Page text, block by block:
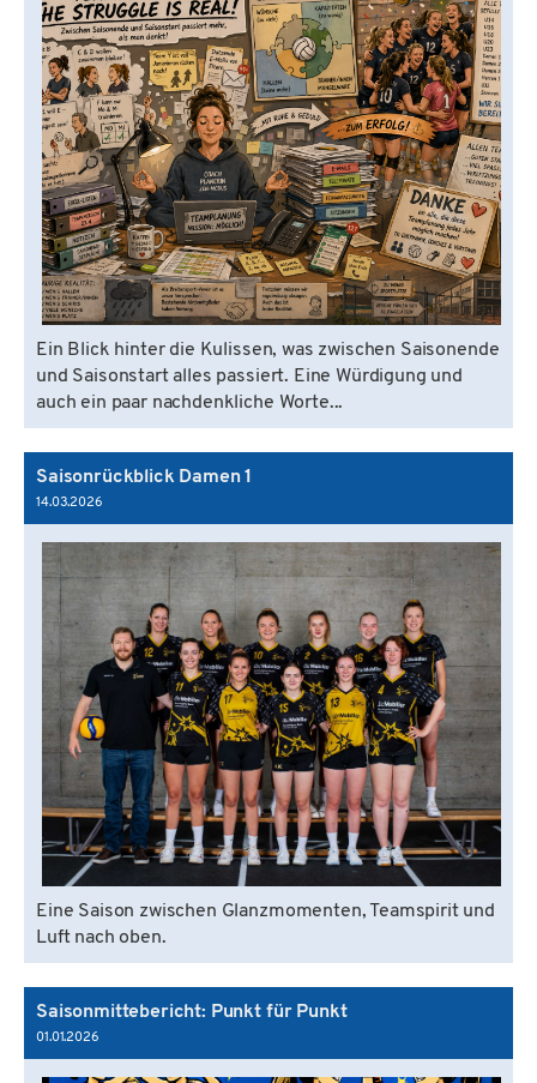
Ein Blick hinter die Kulissen, was zwischen Saisonende
und Saisonstart alles passiert. Eine Würdigung und
auch ein paar nachdenkliche Worte...
Saisonrückblick Damen 1
14.03.2026
Eine Saison zwischen Glanzmomenten, Teamspirit und
Luft nach oben.
Saisonmittebericht: Punkt für Punkt
01.01.2026